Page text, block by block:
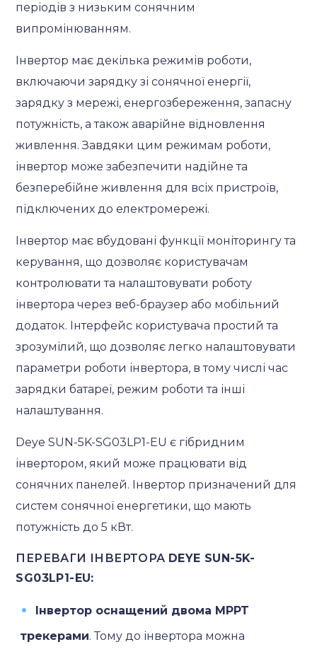
періодів з низьким сонячним
випромінюванням.
Інвертор має декілька режимів роботи,
включаючи зарядку зі сонячної енергії,
зарядку з мережі, енергозбереження, запасну
потужність, а також аварійне відновлення
живлення. Завдяки цим режимам роботи,
інвертор може забезпечити надійне та
безперебійне живлення для всіх пристроїв,
підключених до електромережі.
Інвертор має вбудовані функції моніторингу та
керування, що дозволяє користувачам
контролювати та налаштовувати роботу
інвертора через веб-браузер або мобільний
додаток. Інтерфейс користувача простий та
зрозумілий, що дозволяє легко налаштовувати
параметри роботи інвертора, в тому числі час
зарядки батареї, режим роботи та інші
налаштування.
Deye SUN-5K-SG03LP1-EU є гібридним
інвертором, який може працювати від
сонячних панелей. Інвертор призначений для
систем сонячної енергетики, що мають
потужність до 5 кВт.
ПЕРЕВАГИ ІНВЕРТОРА DEYE SUN-5K-
SG03LP1-EU:
Інвертор оснащений двома MPPT
трекерами. Тому до інвертора можна